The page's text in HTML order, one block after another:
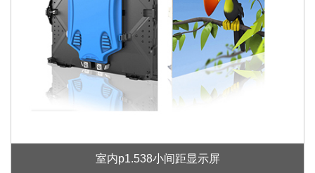
室内p1.538小间距显示屏